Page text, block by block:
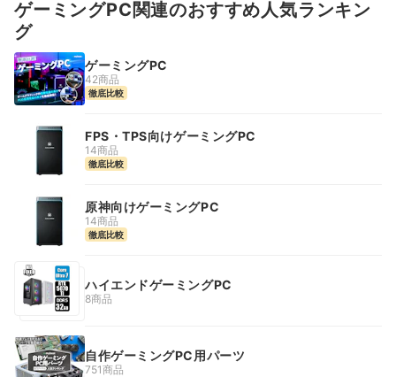
ゲーミングPC関連のおすすめ人気ランキン
グ
ゲーミングPC
42商品
徹底比較
FPS・TPS向けゲーミングPC
14商品
徹底比較
原神向けゲーミングPC
14商品
徹底比較
ハイエンドゲーミングPC
8商品
自作ゲーミングPC用パーツ
751商品